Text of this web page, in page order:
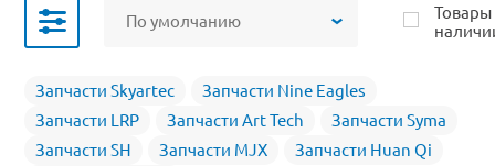
По умолчанию
Товары
Запчасти Skyartec
Запчасти Nine Eagles
Запчасти LRP
Запчасти Art Tech
Запчасти Syma
Запчасти SH
Запчасти MJX
Запчасти Huan Qi